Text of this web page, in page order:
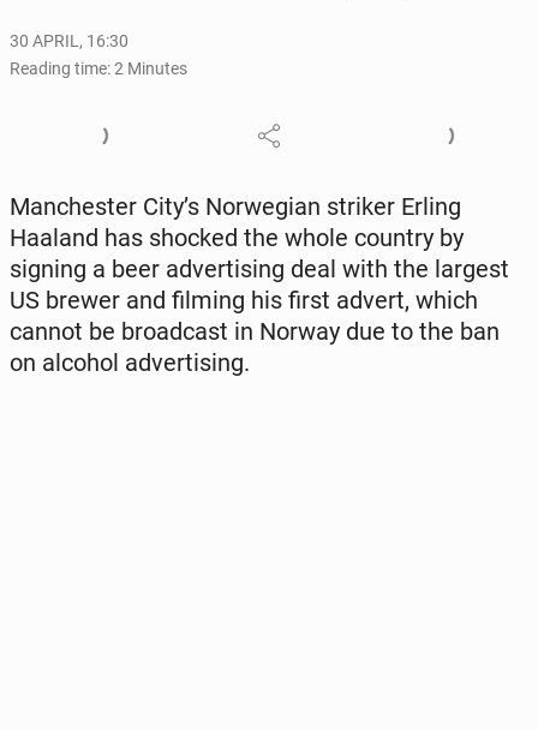
30 APRIL, 16:30
Reading time: 2 Minutes
Man­ches­ter City’s Nor­we­gian striker Erling
Haaland has shocked the whole country by
signing a beer ad­ver­tis­ing deal with the largest
US brewer and filming his first advert, which
cannot be broad­cast in Norway due to the ban
on alcohol ad­ver­tis­ing.